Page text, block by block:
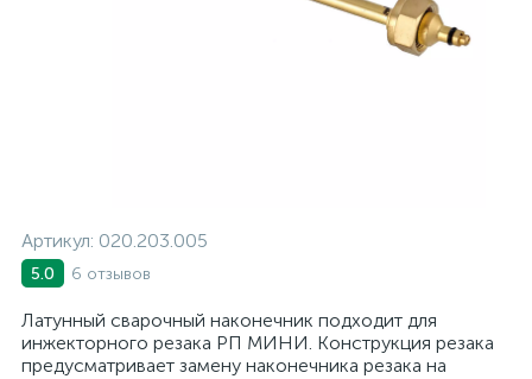
Артикул: 020.203.005
5.0 6 отзывов
Латунный сварочный наконечник подходит для
инжекторного резака РП МИНИ. Конструкция резака
предусматривает замену наконечника резака на